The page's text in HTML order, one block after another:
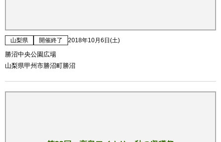
山梨県 開催終了 2018年10月6日(土)
勝沼中央公園広場
山梨県甲州市勝沼町勝沼